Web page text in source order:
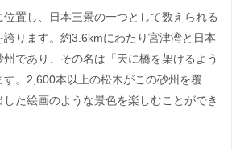
置し、日本三景の一つとして数えられる
ります。約3.6kmにわたり宮津湾と日本
であり、その名は「天に橋を架けるよう
。2,600本以上の松木がこの砂州を覆
た絵画のような景色を楽しむことができ